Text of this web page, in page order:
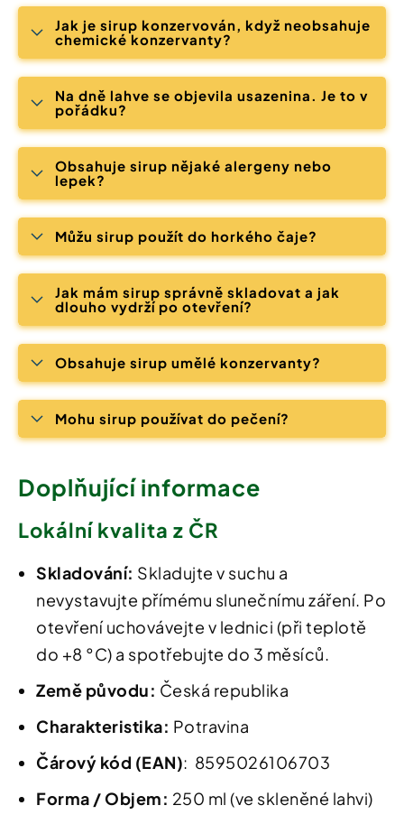
Jak je sirup konzervován, když neobsahuje
chemické konzervanty?
Na dně lahve se objevila usazenina. Je to v
pořádku?
Obsahuje sirup nějaké alergeny nebo
lepek?
Můžu sirup použít do horkého čaje?
Jak mám sirup správně skladovat a jak
dlouho vydrží po otevření?
Obsahuje sirup umělé konzervanty?
Mohu sirup používat do pečení?
Doplňující informace
Lokální kvalita z ČR
Skladování: Skladujte v suchu a
nevystavujte přímému slunečnímu záření. Po
otevření uchovávejte v lednici (při teplotě
do +8 °C) a spotřebujte do 3 měsíců.
Země původu: Česká republika
Charakteristika: Potravina
Čárový kód (EAN): 8595026106703
Forma / Objem: 250 ml (ve skleněné lahvi)